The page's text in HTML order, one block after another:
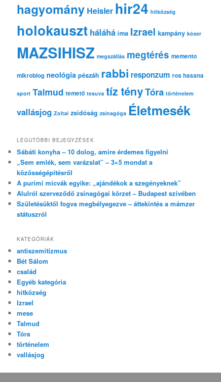
hagyomány Heisler hir24 hitközség
holokauszt háláhá ima Izrael kampány kóser
MAZSIHISZ megszállás megtérés memento
mikroblog neológia pészáh rabbi responzum ros hasana
sport Talmud temető tesuva tíz tényTóra történelem
vallásjog Zoltai zsidóság zsinagóga Életmesék
LEGUTÓBBI BEJEGYZÉSEK
Sábáti konyha – 10 dolog, amire érdemes figyelni
„Sem emlék, sem varázslat” – 3×5 mondat a
közösségépítésről
A purimi micvák egyike: „ajándékok a szegényeknek”
Alulról szerveződő zsinagógai körzet – Budapest szívében
Születésüktől fogva megbélyegezve – áttekintés a mámzer
státuszról
KATEGÓRIÁK
antiszemitizmus
Bét Sálom
család
Egyéb kategória
hitközség
Izrael
mese
Talmud
Tóra
történelem
vallásjog